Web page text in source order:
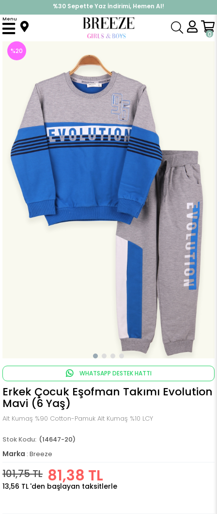
%30 Sepette Yaz İndirimi, Hemen Al!
İndirimlere ek %10 İndirimi Kap, Hemen Üye Ol!
0
Menu
Anasayfa Takımlar Eşofman Takımı Erkek Çocuk Eşofman Takımı Evolution Mavi (6 Yaş)
%20
WHATSAPP DESTEK HATTI
Erkek Çocuk Eşofman Takımı Evolution
Mavi (6 Yaş)
Alt Kumaş %90 Cotton-Pamuk Alt Kumaş %10 LCY
(14647-20)
Marka : Breeze
101,75 TL 81,38 TL
13,56 TL 'den başlayan taksitlerle